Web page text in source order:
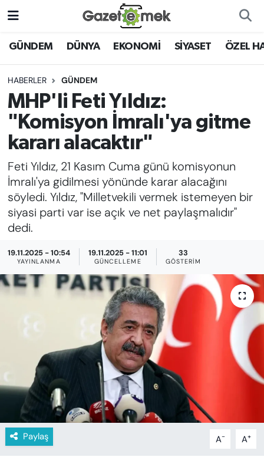
GÜNDEM DÜNYA EKONOMİ SİYASET ÖZEL
HABERLER GÜNDEM
MHP'li Feti Yıldız:
"Komisyon İmralı'ya gitme
kararı alacaktır"
Feti Yıldız, 21 Kasım Cuma günü komisyonun
İmralı'ya gidilmesi yönünde karar alacağını
söyledi. Yıldız, "Milletvekili vermek istemeyen bir
siyasi parti var ise açık ve net paylaşmalıdır"
dedi.
19.11.2025 - 10:54
YAYINLANMA
19.11.2025 - 11:01
GÜNCELLEME
33
GÖSTERIM
Paylaş A- A+
DÜNYA
EKONOMİ
EMEK HABERLERİ
YENİ MEDYADA EMEK
GAZETECİLİĞİNİ GELİŞTİRMEK
FAYDALI BİLGİLER
GÜNDEM
SPOR
KÜLTÜR-SANAT
MAGAZİN
ÖZEL HABER
YAZAR KÖŞESİ
Nöbetçi Eczaneler
Hava Durumu
İstanbul Namaz Vakitleri
Trafik Durumu
Süper Lig Puan Durumu ve Fikstür
Tüm Manşetler
Haber Arşivi